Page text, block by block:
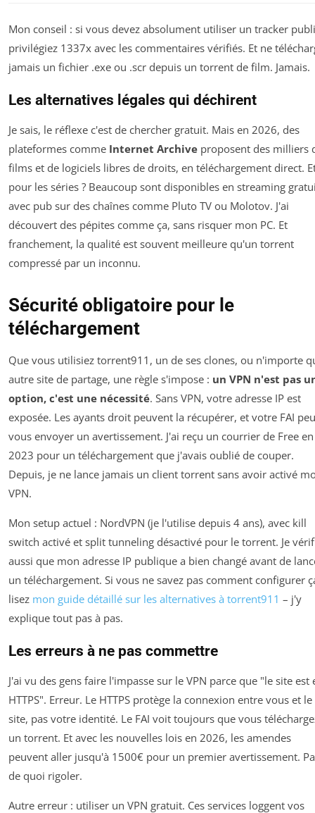
Mon conseil : si vous devez absolument utiliser un tracker
privilégiez 1337x avec les commentaires vérifiés. Et ne
jamais un fichier .exe ou .scr depuis un torrent de film. Jamais.
Les alternatives légales qui déchirent
Je sais, le réflexe c'est de chercher gratuit. Mais en 2026, des
plateformes comme Internet Archive proposent des milliers
films et de logiciels libres de droits, en téléchargement direct.
pour les séries ? Beaucoup sont disponibles en streaming
avec pub sur des chaînes comme Pluto TV ou Molotov. J'ai
découvert des pépites comme ça, sans risquer mon PC. Et
franchement, la qualité est souvent meilleure qu'un torrent
compressé par un inconnu.
Sécurité obligatoire pour le
téléchargement
Que vous utilisiez torrent911, un de ses clones, ou n'importe
autre site de partage, une règle s'impose : un VPN n'est pas
option, c'est une nécessité. Sans VPN, votre adresse IP est
exposée. Les ayants droit peuvent la récupérer, et votre FAI
vous envoyer un avertissement. J'ai reçu un courrier de Free en
2023 pour un téléchargement que j'avais oublié de couper.
Depuis, je ne lance jamais un client torrent sans avoir activé
VPN.
Mon setup actuel : NordVPN (je l'utilise depuis 4 ans), avec kill
switch activé et split tunneling désactivé pour le torrent. Je
aussi que mon adresse IP publique a bien changé avant de
un téléchargement. Si vous ne savez pas comment configurer
lisez mon guide détaillé sur les alternatives à torrent911 – j'y
explique tout pas à pas.
Les erreurs à ne pas commettre
J'ai vu des gens faire l'impasse sur le VPN parce que "le site est
HTTPS". Erreur. Le HTTPS protège la connexion entre vous et le
site, pas votre identité. Le FAI voit toujours que vous
un torrent. Et avec les nouvelles lois en 2026, les amendes
peuvent aller jusqu'à 1500€ pour un premier avertissement.
de quoi rigoler.
Autre erreur : utiliser un VPN gratuit. Ces services loggent vos